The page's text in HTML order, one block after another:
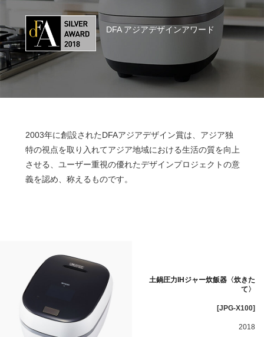
DFA アジアデザインアワード
2003年に創設されたDFAアジアデザイン賞は、アジア独
特の視点を取り入れてアジア地域における生活の質を向上
させる、ユーザー重視の優れたデザインプロジェクトの意
義を認め、称えるものです。
土鍋圧力IHジャー炊飯器〈炊きた
て〉
[JPG-X100]
2018